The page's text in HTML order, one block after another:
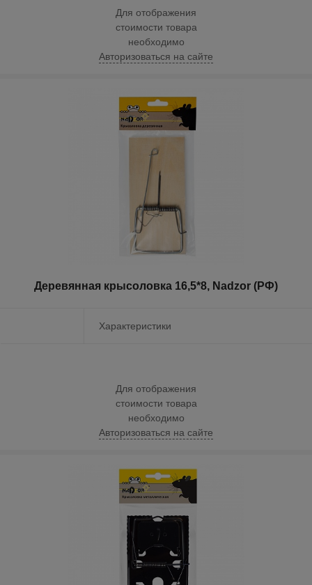
Для отображения
стоимости товара
необходимо
Авторизоваться на сайте
Деревянная крысоловка 16,5*8, Nadzor (РФ)
Характеристики
Для отображения
стоимости товара
необходимо
Авторизоваться на сайте